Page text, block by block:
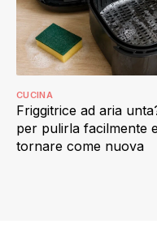
Friggitrice ad aria
per pulirla facilmente
tornare come nuova
CUCINA